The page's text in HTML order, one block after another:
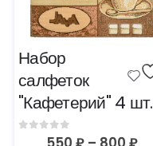
Набор
салфеток
"Кафетерий" 4 шт.
out of 5